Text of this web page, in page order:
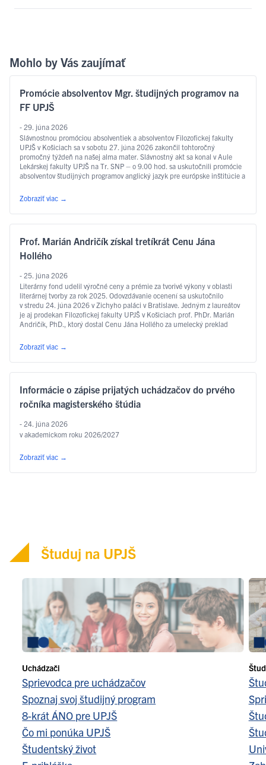
Mohlo by Vás zaujímať
Promócie absolventov Mgr. študijných programov na
FF UPJŠ
- 29. júna 2026
Slávnostnou promóciou absolventiek a absolventov Filozofickej fakulty
UPJŠ v Košiciach sa v sobotu 27. júna 2026 zakončil tohtoročný
promočný týždeň na našej alma mater. Slávnostný akt sa konal v Aule
Lekárskej fakulty UPJŠ na Tr. SNP – o 9.00 hod. sa uskutočnili promócie
absolventov študijných programov anglický jazyk pre európske inštitúcie a
Čítať ďalej
Zobraziť viac →
Prof. Marián Andričík získal tretíkrát Cenu Jána
Hollého
- 25. júna 2026
Literárny fond udelil výročné ceny a prémie za tvorivé výkony v oblasti
literárnej tvorby za rok 2025. Odovzdávanie ocenení sa uskutočnilo
v stredu 24. júna 2026 v Zichyho paláci v Bratislave. Jedným z laureátov
je aj prodekan Filozofickej fakulty UPJŠ v Košiciach prof. PhDr. Marián
Andričík, PhD., ktorý dostal Cenu Jána Hollého za umelecký preklad
Zobraziť viac
→
Informácie o zápise prijatých uchádzačov do prvého
ročníka magisterského štúdia
- 24. júna 2026
v akademickom roku 2026/2027
Zobraziť viac →
Študuj na UPJŠ
Uchádzači
Sprievodca pre uchádzačov
Spoznaj svoj študijný program
8-krát ÁNO pre UPJŠ
Čo mi ponúka UPJŠ
Študentský život